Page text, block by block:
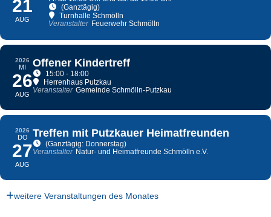
21
AUG
(Ganztägig)
Turnhalle Schmölln
Veranstalter Feuerwehr Schmölln
2026
MI
26
AUG
Offener Kindertreff
15:00 - 18:00
Herrenhaus Putzkau
Veranstalter Gemeinde Schmölln-Putzkau
2026
DO
27
AUG
Treffen mit Putzkauer Heimatfreunden
(Ganztägig: Donnerstag)
Veranstalter Natur- und Heimatfreunde Schmölln e.V.
weitere Veranstaltungen des Monates